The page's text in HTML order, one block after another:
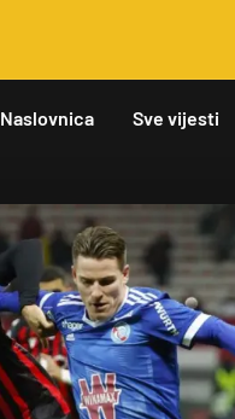
Naslovnica Sve vijesti